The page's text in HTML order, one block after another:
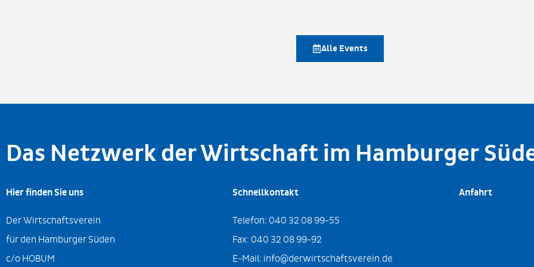
Alle Events
Das Netzwerk der Wirtschaft im Hamburger
Hier finden Sie uns
Der Wirtschaftsverein
für den Hamburger Süden
c/o HOBUM
Schnellkontakt
Telefon: 040 32 08 99-55
Fax: 040 32 08 99-92
E-Mail: info@derwirtschaftsverein.de
Anfahrt